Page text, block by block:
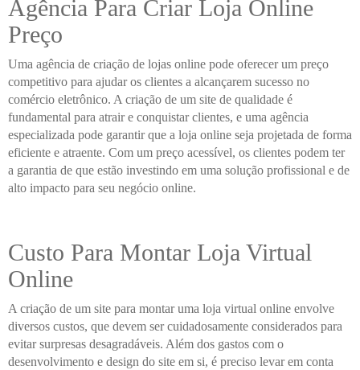
Agência Para Criar Loja Online
Preço
Uma agência de criação de lojas online pode oferecer um preço
competitivo para ajudar os clientes a alcançarem sucesso no
comércio eletrônico. A criação de um site de qualidade é
fundamental para atrair e conquistar clientes, e uma agência
especializada pode garantir que a loja online seja projetada de forma
eficiente e atraente. Com um preço acessível, os clientes podem ter
a garantia de que estão investindo em uma solução profissional e de
alto impacto para seu negócio online.
Custo Para Montar Loja Virtual
Online
A criação de um site para montar uma loja virtual online envolve
diversos custos, que devem ser cuidadosamente considerados para
evitar surpresas desagradáveis. Além dos gastos com o
desenvolvimento e design do site em si, é preciso levar em conta